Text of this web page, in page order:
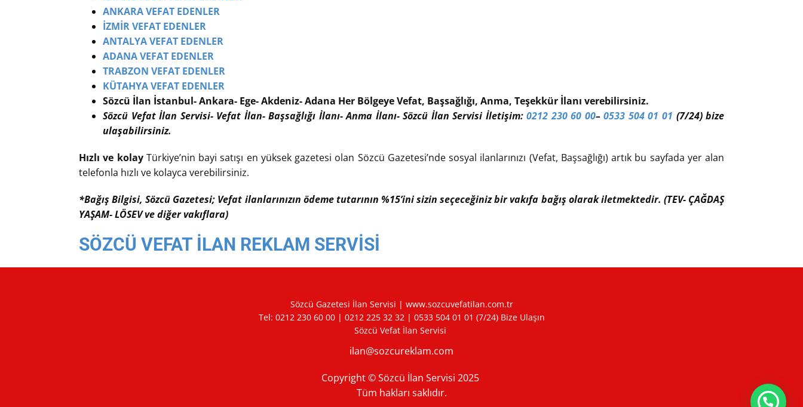
ANKARA VEFAT EDENLER
İZMİR VEFAT EDENLER
ANTALYA VEFAT EDENLER
ADANA VEFAT EDENLER
TRABZON VEFAT EDENLER
KÜTAHYA VEFAT EDENLER
Sözcü İlan İstanbul- Ankara- Ege- Akdeniz- Adana Her Bölgeye Vefat, Başsağlığı, Anma, Teşekkür İlanı verebilirsiniz.
Sözcü Vefat İlan Servisi- Vefat İlan- Başsağlığı İlanı- Anma İlanı- Sözcü İlan Servisi İletişim:0212 230 60 00–0533 504 01 01 (7/24) bize
ulaşabilirsiniz.
Hızlı ve kolayTürkiye’nin bayi satışı en yüksek gazetesi olan Sözcü Gazetesi’nde sosyal ilanlarınızı (Vefat, Başsağlığı) artık bu sayfada yer alan
telefonla hızlı ve kolayca verebilirsiniz.
*Bağış Bilgisi, Sözcü Gazetesi; Vefat ilanlarınızın ödeme tutarının %15’ini sizin seçeceğiniz bir vakıfa bağış olarak iletmektedir. (TEV- ÇAĞDAŞ
YAŞAM- LÖSEV ve diğer vakıflara)
SÖZCÜ VEFAT İLAN REKLAM SERVİSİ
Sözcü Gazetesi İlan Servisi | www.sozcuvefatilan.com.tr
Tel: 0212 230 60 00| 0212 225 32 32 | 0533 504 01 01 (7/24) Bize Ulaşın
Sözcü Vefat İlan Servisi
ilan@sozcureklam.com
Copyright © Sözcü İlan Servisi 2025
Tüm hakları saklıdır.